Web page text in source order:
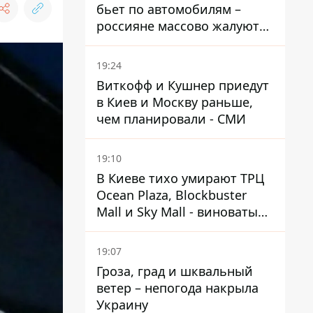
бьет по автомобилям –
россияне массово жалуются
на поломки из-за
некачественного бензина
19:24
Виткофф и Кушнер приедут
в Киев и Москву раньше,
чем планировали - СМИ
19:10
В Киеве тихо умирают ТРЦ
Ocean Plaza, Blockbuster
Mall и Sky Mall - виноваты
ленивые менеджеры и
каннибализм
19:07
Гроза, град и шквальный
ветер – непогода накрыла
Украину